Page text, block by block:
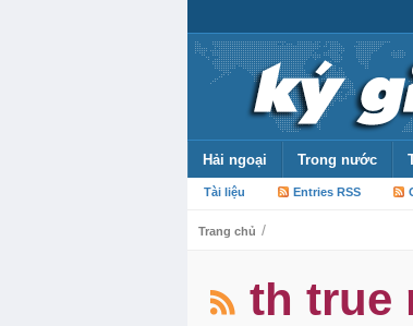
Hải ngoại Trong nước
Tài liệu Entries RSS
Trang chủ /
th true